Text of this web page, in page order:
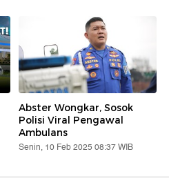
Abster Wongkar, Sosok
Polisi Viral Pengawal
Ambulans
Senin, 10 Feb 2025 08:37 WIB